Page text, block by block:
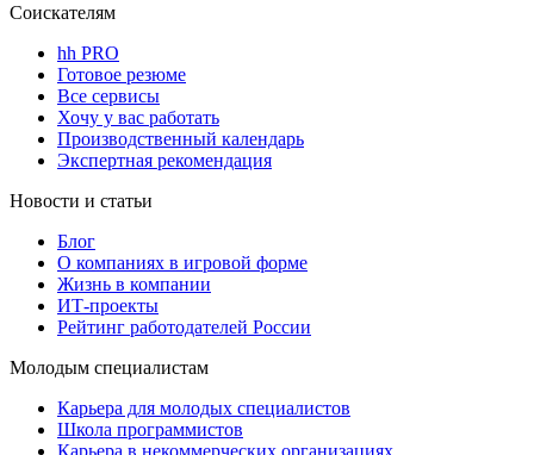
Соискателям
hh PRO
Готовое резюме
Все сервисы
Хочу у вас работать
Производственный календарь
Экспертная рекомендация
Новости и статьи
Блог
О компаниях в игровой форме
Жизнь в компании
ИТ-проекты
Рейтинг работодателей России
Молодым специалистам
Карьера для молодых специалистов
Школа программистов
Карьера в некоммерческих организациях